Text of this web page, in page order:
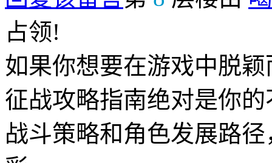
占领!
如果你想要在游戏中脱
征战攻略指南绝对是你
战斗策略和角色发展路